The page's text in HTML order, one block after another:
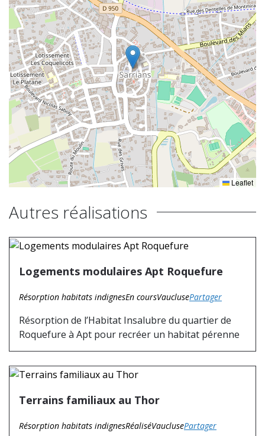
Leaflet
Autres réalisations
Logements modulaires Apt Roquefure
Résorption habitats indignesEn coursVauclusePartager
Résorption de l’Habitat Insalubre du quartier de
Roquefure à Apt pour recréer un habitat pérenne
Terrains familiaux au Thor
Résorption habitats indignesRéaliséVauclusePartager